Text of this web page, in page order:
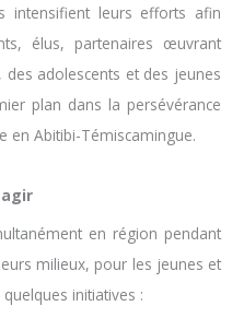
intensifient leurs efforts afin
élus, partenaires œuvrant
adolescents et des jeunes
plan dans la persévérance
en Abitibi-Témiscamingue.
en région pendant
milieux, pour les jeunes et
initiatives :